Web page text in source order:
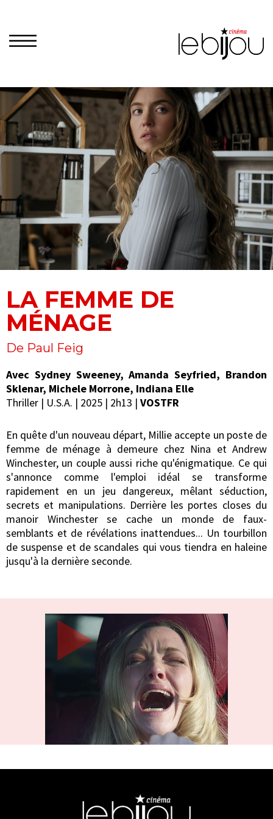
LA FEMME DE
MÉNAGE
De Paul Feig
Avec Sydney Sweeney, Amanda Seyfried, Brandon
Sklenar, Michele Morrone, Indiana Elle
Thriller | U.S.A. | 2025 | 2h13 | VOSTFR
En quête d'un nouveau départ, Millie accepte un poste de
femme de ménage à demeure chez Nina et Andrew
Winchester, un couple aussi riche qu'énigmatique. Ce qui
s'annonce comme l'emploi idéal se transforme
rapidement en un jeu dangereux, mêlant séduction,
secrets et manipulations. Derrière les portes closes du
manoir Winchester se cache un monde de faux-
semblants et de révélations inattendues... Un tourbillon
de suspense et de scandales qui vous tiendra en haleine
jusqu'à la dernière seconde.